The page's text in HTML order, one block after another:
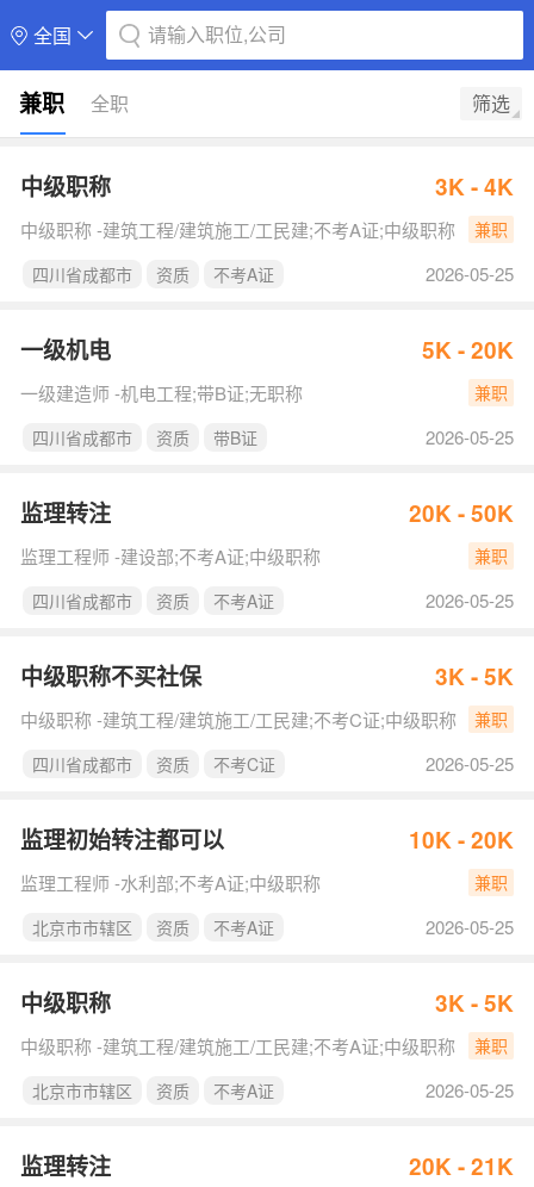
全国 请输入职位,公司
兼职 全职 筛选
中级职称 3K - 4K
中级职称 -建筑工程/建筑施工/工民建;不考A证;中级职称
兼职
四川省成都市
资质 不考A证 2026-05-25
一级机电 5K - 20K
一级建造师 -机电工程;带B证;无职称
兼职
四川省成都市
资质 带B证 2026-05-25
监理转注 20K - 50K
监理工程师 -建设部;不考A证;中级职称
兼职
四川省成都市
资质 不考A证 2026-05-25
中级职称不买社保 3K - 5K
中级职称 -建筑工程/建筑施工/工民建;不考C证;中级职称
兼职
四川省成都市
资质 不考C证 2026-05-25
监理初始转注都可以 10K - 20K
监理工程师 -水利部;不考A证;中级职称
兼职
北京市市辖区
资质 不考A证 2026-05-25
中级职称 3K - 5K
中级职称 -建筑工程/建筑施工/工民建;不考A证;中级职称
兼职
北京市市辖区
资质 不考A证 2026-05-25
监理转注 20K - 21K